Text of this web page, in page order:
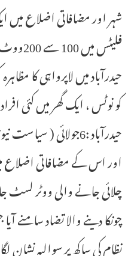
شہر اور مضافاتی اضلاع میں
فلیٹس میں 100 سے 200ووٹ
کو نوٹس ، ایک گھر میں کئی
حیدرآباد :6جولائی (
اور اس کے مضافاتی اضلاع
چونکا دینے والا تضاد
نظام کی ساکھ پر سوالیہ